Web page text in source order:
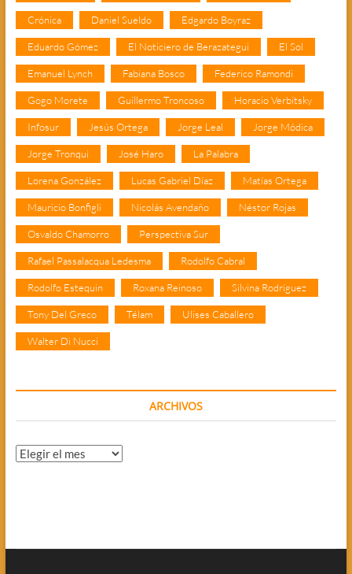
Crónica Daniel Sueldo Edgardo Boyraz
Eduardo Gómez El Noticiero de Berazategui El Sol
Emanuel Lynch Fabiana Bosco Federico Ramondi
Gogo Morete Guillermo Troncoso Horacio Verbitsky
Infosur Jesús Ortega Jorge Leal Jorge Módica
Jorge Tronqui José Haro La Palabra
Lorena González Lucas Gabriel Díaz Matías Ortega
Mauricio Bonfigli Nicolás Avendaño Néstor Rojas
Osvaldo Chamorro Perspectiva Sur
Rafael Passalacqua Ledesma Rodolfo Cabral
Rodolfo Estequin Roxana Reinoso Silvina Rodríguez
Tony Del Greco Télam Ulises Caballero
Walter Di Nucci
ARCHIVOS
Archivos